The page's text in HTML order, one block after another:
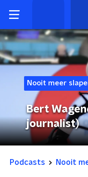
Nooit meer
Bert
journalist)
Podcasts Nooit